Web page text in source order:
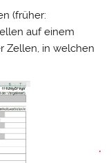
(früher:
auf einem
Zellen, in welchen